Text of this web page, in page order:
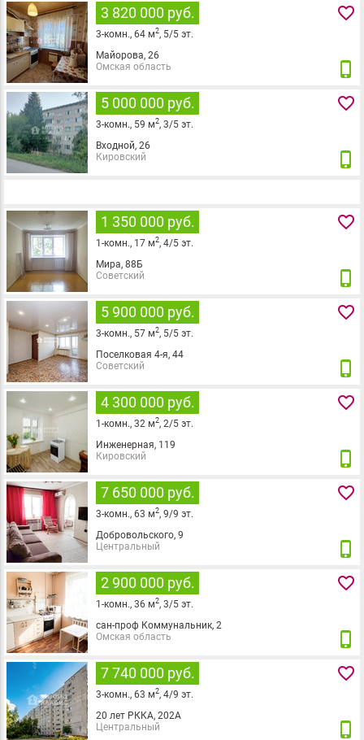
3 820 000 руб.
3-комн., 64 м2, 5/5 эт.
Майорова, 26
Омская область
favorite_border
phone_iphone
5 000 000 руб.
3-комн., 59 м2, 3/5 эт.
Входной, 26
Кировский
favorite_border
phone_iphone
1 350 000 руб.
1-комн., 17 м2, 4/5 эт.
Мира, 88Б
Советский
favorite_border
phone_iphone
5 900 000 руб.
3-комн., 57 м2, 5/5 эт.
Поселковая 4-я, 44
Советский
favorite_border
phone_iphone
4 300 000 руб.
1-комн., 32 м2, 2/5 эт.
Инженерная, 119
Кировский
favorite_border
phone_iphone
7 650 000 руб.
3-комн., 63 м2, 9/9 эт.
Добровольского, 9
Центральный
favorite_border
phone_iphone
2 900 000 руб.
1-комн., 36 м2, 3/5 эт.
сан-проф Коммунальник, 2
Омская область
favorite_border
phone_iphone
7 740 000 руб.
3-комн., 63 м2, 4/9 эт.
20 лет РККА, 202А
Центральный
favorite_border
phone_iphone